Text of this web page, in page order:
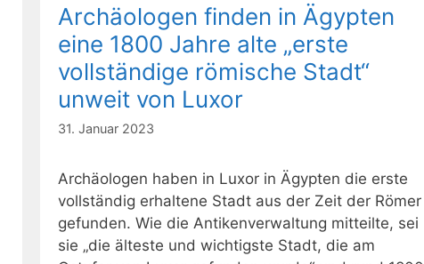
Archäologen finden in Ägypten
eine 1800 Jahre alte „erste
vollständige römische Stadt“
unweit von Luxor
31. Januar 2023
Archäologen haben in Luxor in Ägypten die erste
vollständig erhaltene Stadt aus der Zeit der Römer
gefunden. Wie die Antikenverwaltung mitteilte, sei
sie „die älteste und wichtigste Stadt, die am